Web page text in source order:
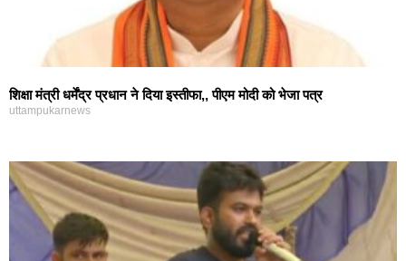
शिक्षा मंत्री धर्मेंद्र प्रधान ने दिया इस्तीफा,, पीएम मोदी को भेजा पत्र
uttampukarnews